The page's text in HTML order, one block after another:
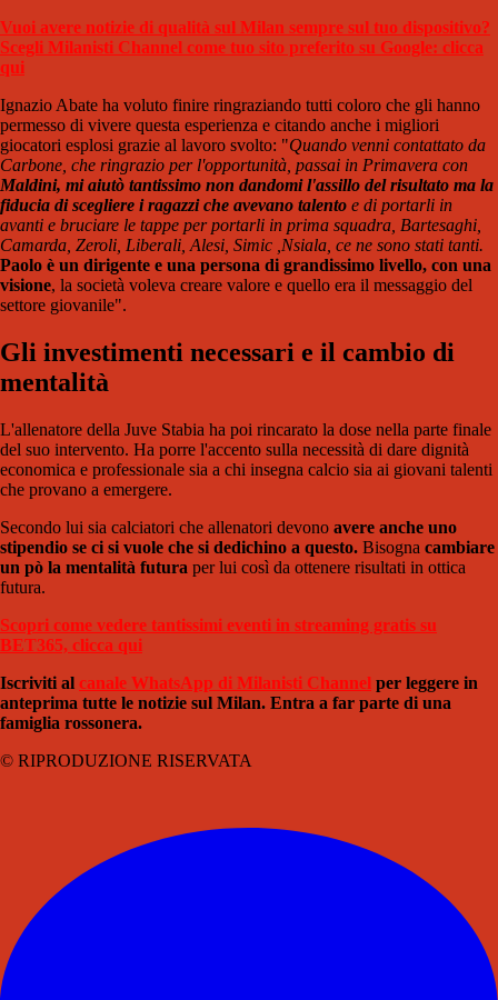
Vuoi avere notizie di qualità sul Milan sempre sul tuo dispositivo?
Scegli Milanisti Channel come tuo sito preferito su Google: clicca
qui
Ignazio Abate ha voluto finire ringraziando tutti coloro che gli hanno
permesso di vivere questa esperienza e citando anche i migliori
giocatori esplosi grazie al lavoro svolto: "Quando venni contattato da
Carbone, che ringrazio per l'opportunità, passai in Primavera con
Maldini, mi aiutò tantissimo non dandomi l'assillo del risultato ma la
fiducia di scegliere i ragazzi che avevano talento e di portarli in
avanti e bruciare le tappe per portarli in prima squadra, Bartesaghi,
Camarda, Zeroli, Liberali, Alesi, Simic ,Nsiala, ce ne sono stati tanti.
Paolo è un dirigente e una persona di grandissimo livello, con una
visione, la società voleva creare valore e quello era il messaggio del
settore giovanile".
Gli investimenti necessari e il cambio di
mentalità
L'allenatore della Juve Stabia ha poi rincarato la dose nella parte finale
del suo intervento. Ha porre l'accento sulla necessità di dare dignità
economica e professionale sia a chi insegna calcio sia ai giovani talenti
che provano a emergere.
Secondo lui sia calciatori che allenatori devono avere anche uno
stipendio se ci si vuole che si dedichino a questo. Bisogna cambiare
un pò la mentalità futura per lui così da ottenere risultati in ottica
futura.
Scopri come vedere tantissimi eventi in streaming gratis su
BET365, clicca qui
Iscriviti al canale WhatsApp di Milanisti Channel per leggere in
anteprima tutte le notizie sul Milan. Entra a far parte di una
famiglia rossonera.
© RIPRODUZIONE RISERVATA